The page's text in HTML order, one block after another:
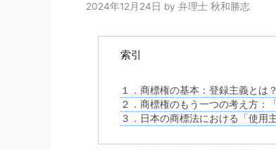
2024年12月24日 by 弁理士 秋和勝志
索引
１．商標権の基本：登録主義とは？
２．商標権のもう一つの考え方：
３．日本の商標法における「使用